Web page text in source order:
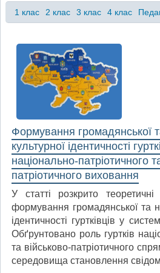
1 клас 2 клас 3 клас 4 клас
Формування громадянської
культурної ідентичності
національно-патріотичного
патріотичного виховання
У статті розкрито
формування громадянської та
ідентичності гуртківців у
Обґрунтовано роль гуртків
та військово-патріотичного
середовища становлення